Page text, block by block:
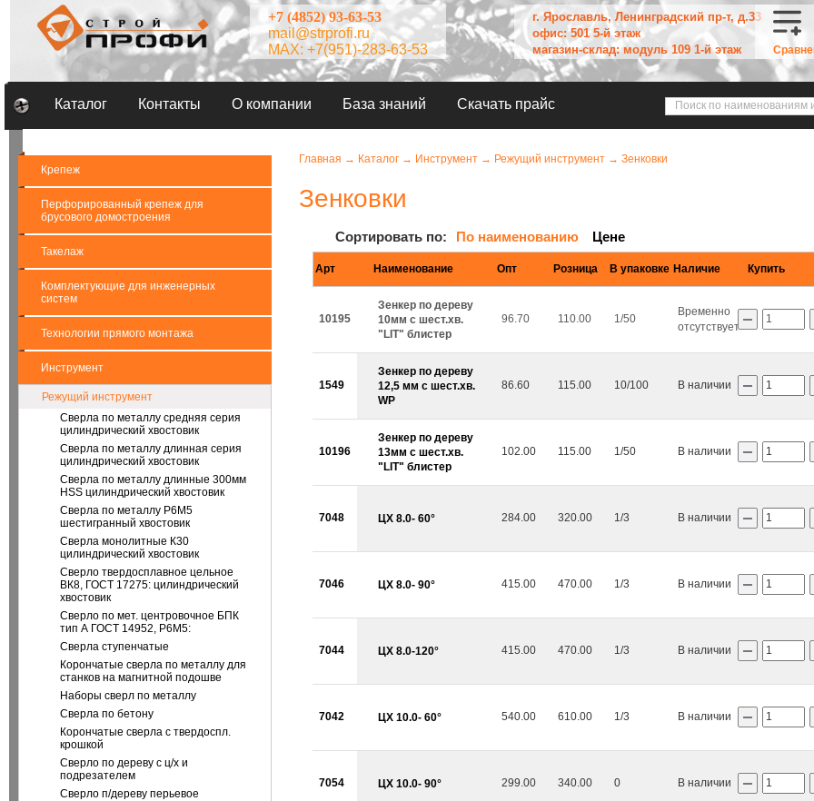
+7 (4852) 93-63-53
mail@strprofi.ru
MAX: +7(951)-283-63-53
г. Ярославль, Ленинградский пр-т, д.33
офис: 501 5-й этаж
магазин-склад: модуль 109 1-й этаж
Каталог Контакты О компании База знаний Скачать прайс
Крепеж
Перфорированный крепеж для
брусового домостроения
Такелаж
Комплектующие для инженерных
систем
Технологии прямого монтажа
Инструмент
Режущий инструмент
Сверла по металлу средняя серия
цилиндрический хвостовик
Сверла по металлу длинная серия
цилиндрический хвостовик
Сверла по металлу длинные 300мм
HSS цилиндрический хвостовик
Сверла по металлу Р6М5
шестигранный хвостовик
Сверла монолитные К30
цилиндрический хвостовик
Сверло твердосплавное цельное
ВК8, ГОСТ 17275: цилиндрический
хвостовик
Сверло по мет. центровочное БПК
тип А ГОСТ 14952, Р6М5:
Сверла ступенчатые
Корончатые сверла по металлу для
станков на магнитной подошве
Наборы сверл по металлу
Сверла по бетону
Корончатые сверла с твердоспл.
крошкой
Сверло по дереву с ц/х и
подрезателем
Сверло п/дереву перьевое
Главная → Каталог → Инструмент → Режущий инструмент → Зенковки
Зенковки
РАСПРОДАЖА
Сортировать по: По наименованию Цене
Арт Наименование Опт Розница В упаковке Наличие Купить
10195
Зенкер по дереву
10мм с шест.хв.
"LIT" блистер
96.70 110.00 1/50
Временно
отсутствует
1549
Зенкер по дереву
12,5 мм с шест.хв.
WP
86.60 115.00 10/100 В наличии
10196
Зенкер по дереву
13мм с шест.хв.
"LIT" блистер
102.00 115.00 1/50 В наличии
7048 ЦХ 8.0- 60° 284.00 320.00 1/3 В наличии
7046 ЦХ 8.0- 90° 415.00 470.00 1/3 В наличии
7044 ЦХ 8.0-120° 415.00 470.00 1/3 В наличии
7042 ЦХ 10.0- 60° 540.00 610.00 1/3 В наличии
7054 ЦХ 10.0- 90° 299.00 340.00 0 В наличии